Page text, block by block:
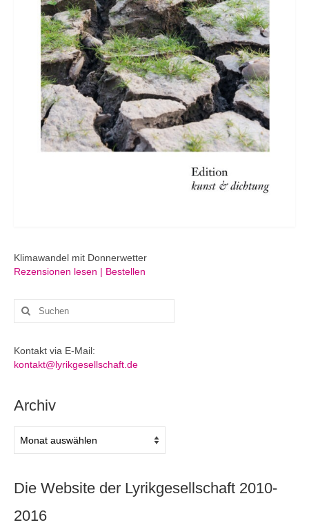
Klimawandel mit Donnerwetter
Rezensionen lesen | Bestellen
Suchen
nach:
Kontakt via E-Mail:
kontakt@lyrikgesellschaft.de
Archiv
Die Website der Lyrikgesellschaft 2010-
2016